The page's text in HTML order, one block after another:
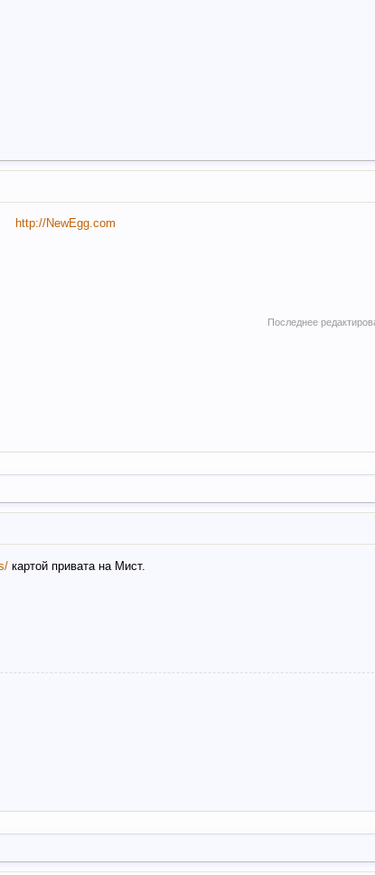
http://NewEgg.com
Последнее
картой привата на Мист.